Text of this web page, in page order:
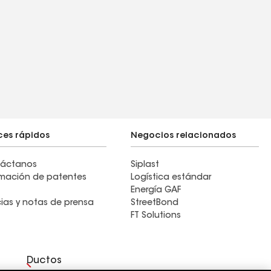
rápidos
de patentes
y notas de prensa
Negocios relacionados
Siplast
Logística estándar
Energía GAF
StreetBond
FT Solutions
Ductos